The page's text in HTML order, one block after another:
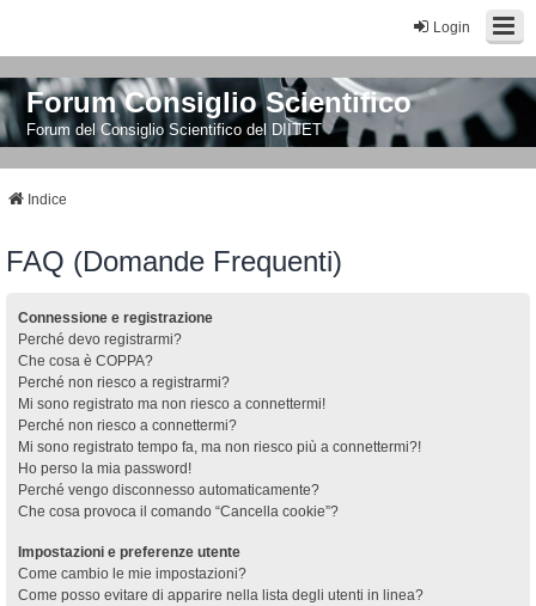
Login
Forum Consiglio Scientifico
Forum del Consiglio Scientifico del DIITET
Indice
FAQ (Domande Frequenti)
Connessione e registrazione
Perché devo registrarmi?
Che cosa è COPPA?
Perché non riesco a registrarmi?
Mi sono registrato ma non riesco a connettermi!
Perché non riesco a connettermi?
Mi sono registrato tempo fa, ma non riesco più a connettermi?!
Ho perso la mia password!
Perché vengo disconnesso automaticamente?
Che cosa provoca il comando “Cancella cookie”?
Impostazioni e preferenze utente
Come cambio le mie impostazioni?
Come posso evitare di apparire nella lista degli utenti in linea?